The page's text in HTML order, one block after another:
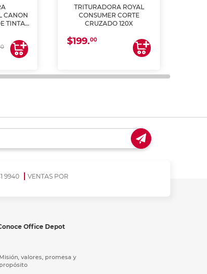
CANON
TINTA
TRITURADORA ROYAL
CONSUMER CORTE
CRUZADO 120X
$199.00
9940
VENTAS POR
Office Depot
Misión, valores, promesa y
propósito